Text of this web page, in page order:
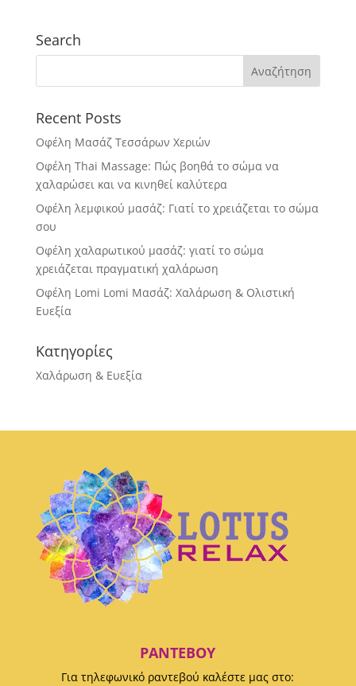
Search
Recent Posts
Οφέλη Μασάζ Τεσσάρων Χεριών
Οφέλη Thai Massage: Πώς βοηθά το σώμα να
χαλαρώσει και να κινηθεί καλύτερα
Οφέλη λεμφικού μασάζ: Γιατί το χρειάζεται το σώμα
σου
Οφέλη χαλαρωτικού μασάζ: γιατί το σώμα
χρειάζεται πραγματική χαλάρωση
Οφέλη Lomi Lomi Μασάζ: Χαλάρωση & Ολιστική
Ευεξία
Κατηγορίες
Χαλάρωση & Ευεξία
ΡΑΝΤΕΒΟΎ
Για τηλεφωνικό ραντεβού καλέστε μας στο: